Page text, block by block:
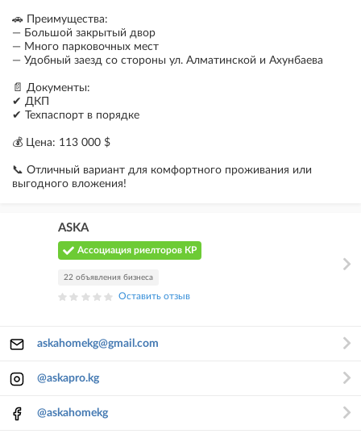
🚗 Преимущества:
— Большой закрытый двор
— Много парковочных мест
— Удобный заезд со стороны ул. Алматинской и Ахунбаева
📄 Документы:
✔ ДКП
✔ Техпаспорт в порядке
💰 Цена: 113 000 $
📞 Отличный вариант для комфортного проживания или
выгодного вложения!
ASKA
Ассоциация риелторов КР
22 объявления бизнеса
Оставить отзыв
askahomekg@gmail.com
@askapro.kg
@askahomekg